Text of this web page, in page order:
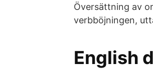
Översättning av
verbböjningen,
English